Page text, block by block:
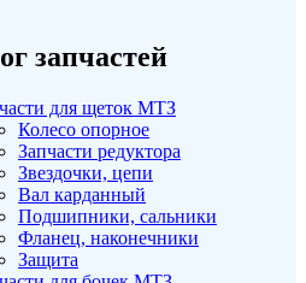
запчастей
для щеток МТЗ
Колесо опорное
Запчасти редуктора
Звездочки, цепи
Вал карданный
Подшипники, сальники
Фланец, наконечники
Защита